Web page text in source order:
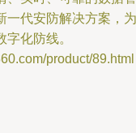
一代安防解决方案，为
化防线。
product/89.html